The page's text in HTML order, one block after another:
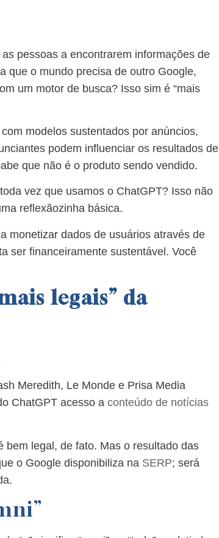
pessoas a encontrarem informações de
que o mundo precisa de outro Google,
um motor de busca? Isso sim é “mais
modelos sustentados por anúncios,
podem influenciar os resultados de
que não é o produto sendo vendido.
vez que usamos o ChatGPT? Isso não
reflexãozinha básica.
monetizar dados de usuários através de
ser financeiramente sustentável. Você
legais” da
Meredith, Le Monde e Prisa Media
ChatGPT acesso a conteúdo de notícias
bem legal, de fato. Mas o resultado das
o Google disponibiliza na SERP; será